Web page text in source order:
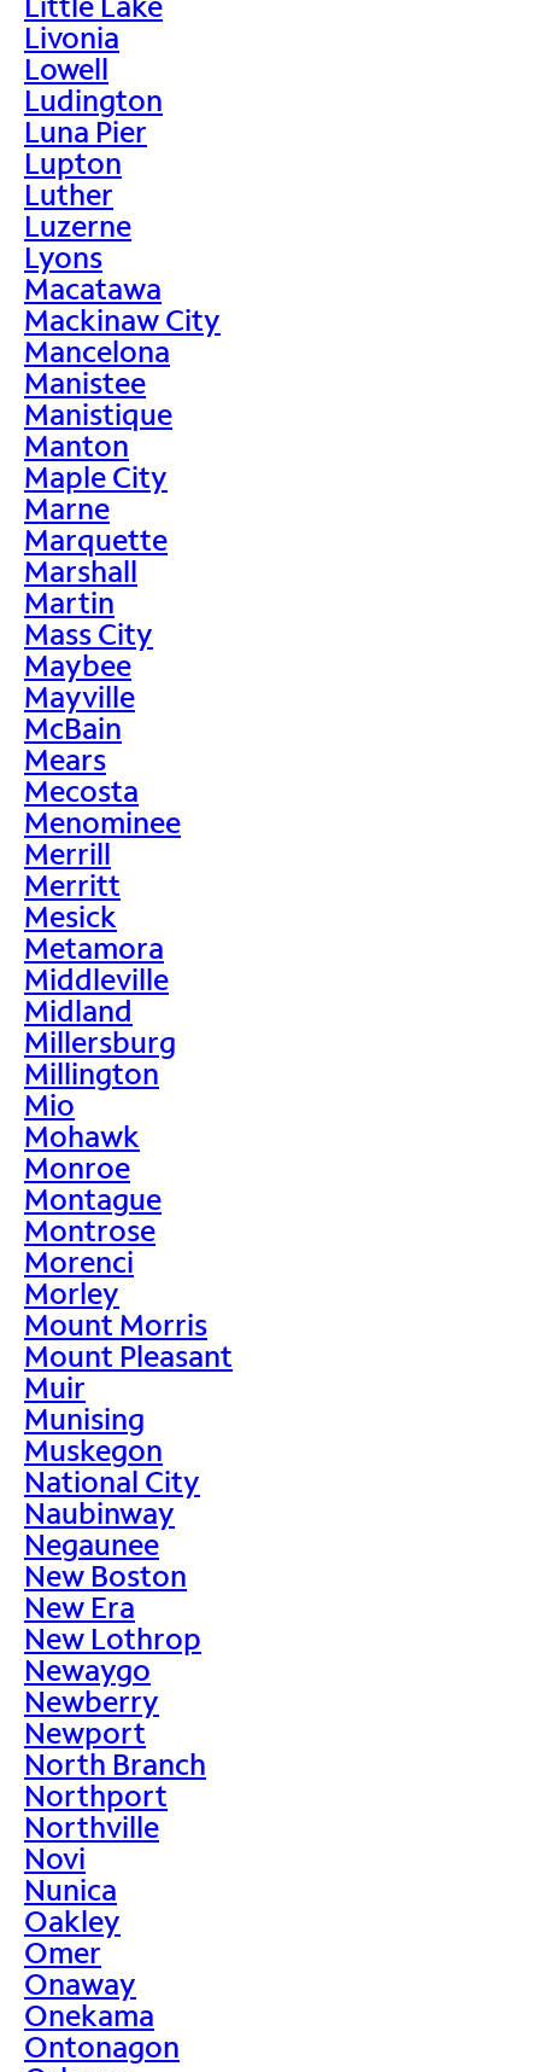
Livonia
Lowell
Ludington
Luna Pier
Lupton
Luther
Luzerne
Lyons
Macatawa
Mackinaw City
Mancelona
Manistee
Manistique
Manton
Maple City
Marne
Marquette
Marshall
Martin
Mass City
Maybee
Mayville
McBain
Mears
Mecosta
Menominee
Merrill
Merritt
Mesick
Metamora
Middleville
Midland
Millersburg
Millington
Mio
Mohawk
Monroe
Montague
Montrose
Morenci
Morley
Mount Morris
Mount Pleasant
Muir
Munising
Muskegon
National City
Naubinway
Negaunee
New Boston
New Era
New Lothrop
Newaygo
Newberry
Newport
North Branch
Northport
Northville
Novi
Nunica
Oakley
Omer
Onaway
Onekama
Ontonagon